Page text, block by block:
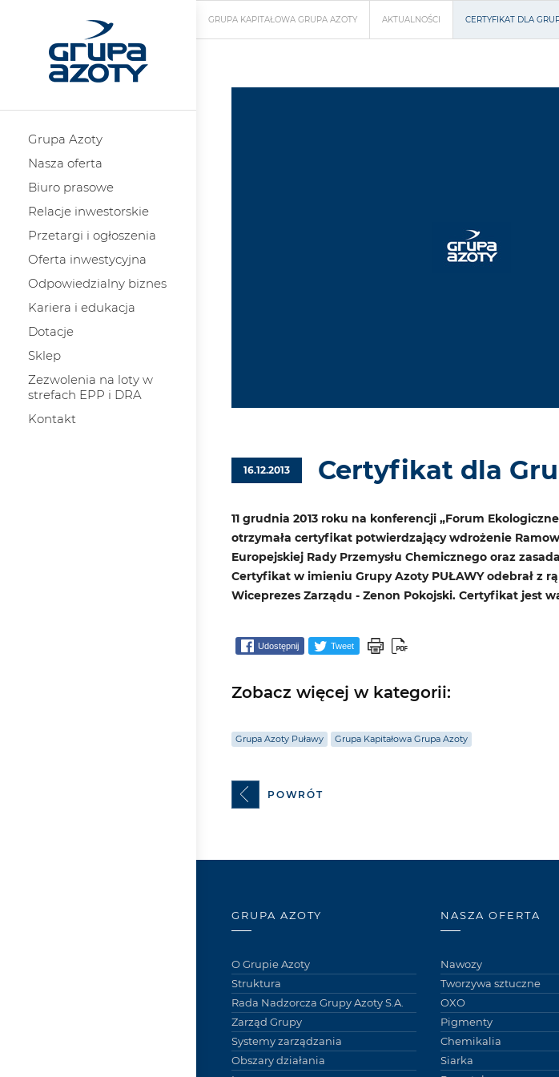
Grupa Azoty
Nasza oferta
Biuro prasowe
Relacje inwestorskie
Przetargi i ogłoszenia
Oferta inwestycyjna
Odpowiedzialny biznes
Kariera i edukacja
Dotacje
Sklep
Zezwolenia na loty w
strefach EPP i DRA
Kontakt
GRUPA KAPITAŁOWA GRUPA AZOTY AKTUALNOŚCI CERTYFIKAT DLA
16.12.2013 Certyfikat dla
11 grudnia 2013 roku na konferencji „Forum
otrzymała certyfikat potwierdzający wdrożenie
Europejskiej Rady Przemysłu Chemicznego oraz
Certyfikat w imieniu Grupy Azoty PUŁAWY odebrał z
Wiceprezes Zarządu - Zenon Pokojski. Certyfikat jest
Udostępnij Tweet
Zobacz więcej w kategorii:
Grupa Azoty Puławy Grupa Kapitałowa Grupa Azoty
POWRÓT
GRUPA AZOTY
O Grupie Azoty
Struktura
Rada Nadzorcza Grupy Azoty S.A.
Zarząd Grupy
Systemy zarządzania
Obszary działania
NASZA OFERTA
Nawozy
Tworzywa sztuczne
OXO
Pigmenty
Chemikalia
Siarka